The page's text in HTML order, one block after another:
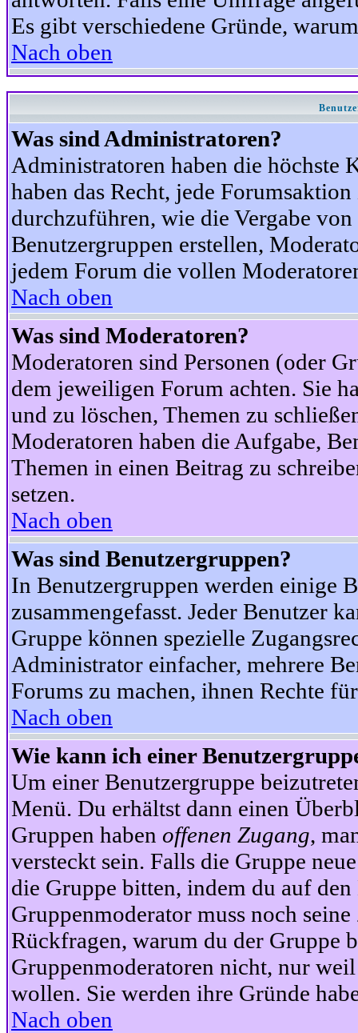
Es gibt verschiedene Gründe,
Nach oben
Was sind Administratoren?
Administratoren haben die höchste
haben das Recht, jede
durchzuführen, wie die Vergabe
Benutzergruppen erstellen,
jedem Forum die vollen
Nach oben
Was sind Moderatoren?
Moderatoren sind Personen (oder
dem jeweiligen Forum achten. Sie
und zu löschen, Themen zu
Moderatoren haben die Aufgabe,
Themen in einen Beitrag zu
setzen.
Nach oben
Was sind Benutzergruppen?
In Benutzergruppen werden einige
zusammengefasst. Jeder Benutzer
Gruppe können spezielle
Administrator einfacher, mehrere
Forums zu machen, ihnen Rechte
Nach oben
Wie kann ich einer
Um einer Benutzergruppe
Menü. Du erhältst dann einen
Gruppen haben offenen Zugang,
versteckt sein. Falls die Gruppe
die Gruppe bitten, indem du auf
Gruppenmoderator muss noch
Rückfragen, warum du der Gruppe
Gruppenmoderatoren nicht, nur
wollen. Sie werden ihre Gründe
Nach oben